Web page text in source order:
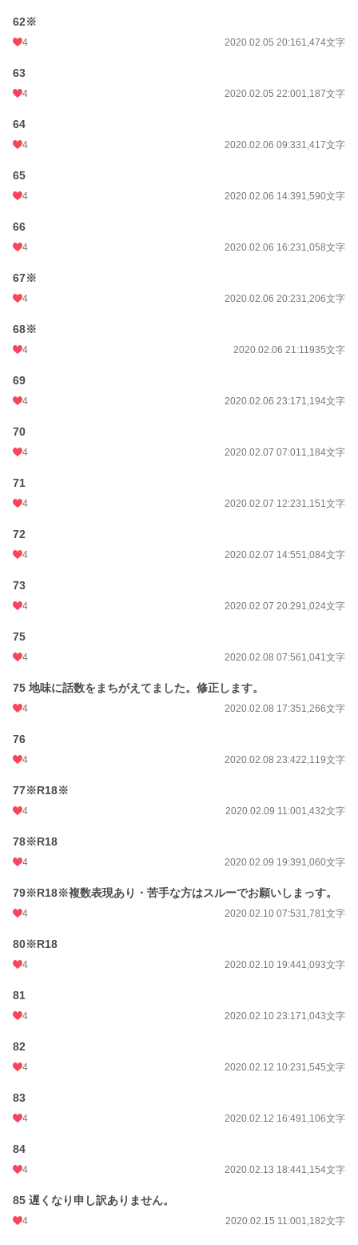
62※
4 2020.02.05 20:161,474文字
63
4 2020.02.05 22:001,187文字
64
4 2020.02.06 09:331,417文字
65
4 2020.02.06 14:391,590文字
66
4 2020.02.06 16:231,058文字
67※
4 2020.02.06 20:231,206文字
68※
4 2020.02.06 21:11935文字
69
4 2020.02.06 23:171,194文字
70
4 2020.02.07 07:011,184文字
71
4 2020.02.07 12:231,151文字
72
4 2020.02.07 14:551,084文字
73
4 2020.02.07 20:291,024文字
75
4 2020.02.08 07:561,041文字
75 地味に話数をまちがえてました。修正します。
4 2020.02.08 17:351,266文字
76
4 2020.02.08 23:422,119文字
77※R18※
4 2020.02.09 11:001,432文字
78※R18
4 2020.02.09 19:391,060文字
79※R18※複数表現あり・苦手な方はスルーでお願いしまっす。
4 2020.02.10 07:531,781文字
80※R18
4 2020.02.10 19:441,093文字
81
4 2020.02.10 23:171,043文字
82
4 2020.02.12 10:231,545文字
83
4 2020.02.12 16:491,106文字
84
4 2020.02.13 18:441,154文字
85 遅くなり申し訳ありません。
4 2020.02.15 11:001,182文字